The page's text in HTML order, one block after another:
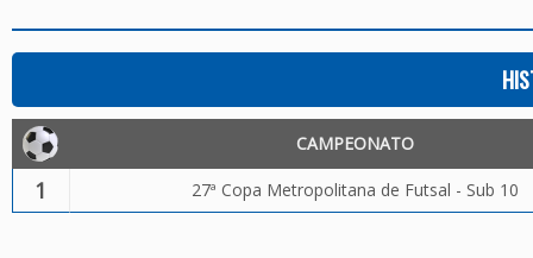
CAMPEONATO
1 27ª Copa Metropolitana de Futsal - Sub 10